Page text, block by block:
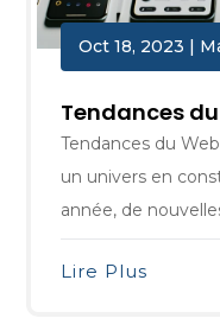
Tendances
Oct 18, 2023 |
Tendances du
un univers en
année, de
Lire Plus